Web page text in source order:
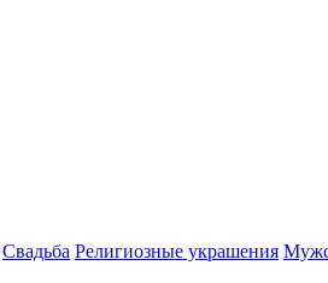
Свадьба Религиозные украшения